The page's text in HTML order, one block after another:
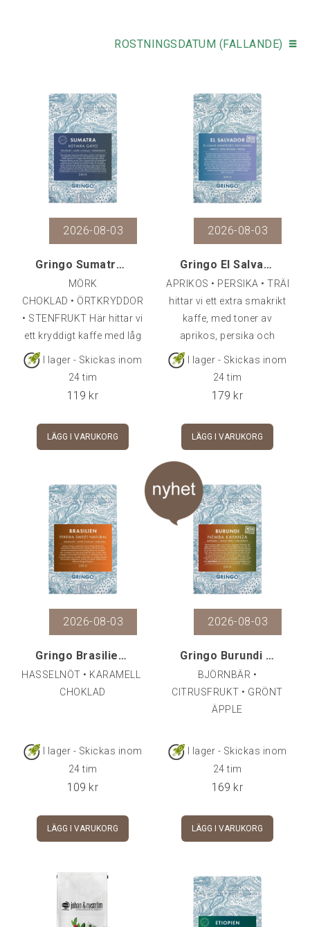
ROSTNINGSDATUM (FALLANDE)
2026-08-03
Gringo Sumatra Ketiara Gayo Organic, 250 g
MÖRK
CHOKLAD • ÖRTKRYDDOR
• STENFRUKT Här hittar vi
ett kryddigt kaffe med låg
syra som passar alla
I lager - Skickas inom
24 tim
119 kr
LÄGG I VARUKORG
2026-08-03
Gringo El Salvador El Limar Anaerobic Pacamara, 25
APRIKOS • PERSIKA •
hittar vi ett extra smakrikt
kaffe, med toner av
aprikos, persika och
I lager - Skickas inom
24 tim
179 kr
LÄGG I VARUKORG
2026-08-03
Gringo Brasilien Pereira Sweet Bourbon Natural, 25
HASSELNÖT • KARAMELL • MÖRK
CHOKLAD
I lager - Skickas inom
24 tim
109 kr
LÄGG I VARUKORG
2026-08-03
Gringo Burundi Nemba Kayanza, 250 g
BJÖRNBÄR •
CITRUSFRUKT • GRÖNT
ÄPPLE
I lager - Skickas inom
24 tim
169 kr
LÄGG I VARUKORG